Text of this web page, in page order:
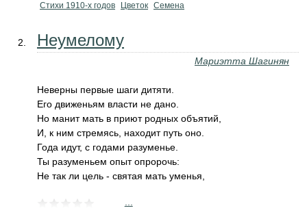
Стихи 1910-х годов
Цветок Семена
Неумелому
Мариэтта Шагинян
Неверны первые шаги дитяти.
Его движеньям власти не дано.
Но манит мать в приют родных объятий,
И, к ним стремясь, находит путь оно.
Года идут, с годами разуменье.
Ты разуменьем опыт опророчь:
Не так ли цель - святая мать уменья,